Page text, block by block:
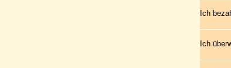
Ich
Ich